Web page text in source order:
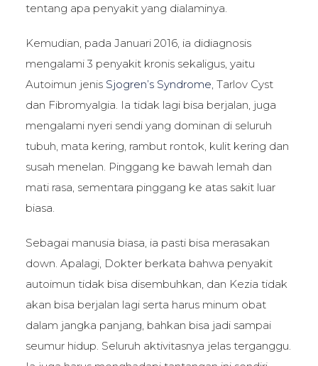
tentang apa penyakit yang dialaminya.
Kemudian, pada Januari 2016, ia didiagnosis
mengalami 3 penyakit kronis sekaligus, yaitu
Autoimun jenis Sjogren’s Syndrome , Tarlov Cyst
dan Fibromyalgia. Ia tidak lagi bisa berjalan, juga
mengalami nyeri sendi yang dominan di seluruh
tubuh, mata kering, rambut rontok, kulit kering dan
susah menelan. Pinggang ke bawah lemah dan
mati rasa, sementara pinggang ke atas sakit luar
biasa.
Sebagai manusia biasa, ia pasti bisa merasakan
down. Apalagi, Dokter berkata bahwa penyakit
autoimun tidak bisa disembuhkan, dan Kezia tidak
akan bisa berjalan lagi serta harus minum obat
dalam jangka panjang, bahkan bisa jadi sampai
seumur hidup. Seluruh aktivitasnya jelas terganggu.